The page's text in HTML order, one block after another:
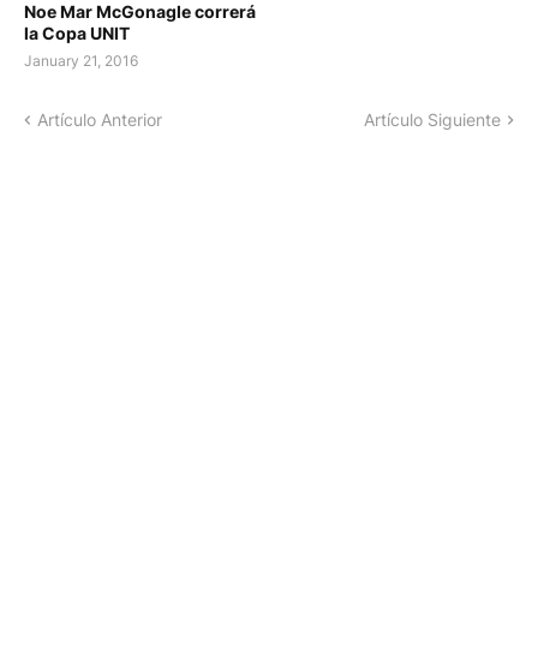
Noe Mar McGonagle correrá
la Copa UNIT
January 21, 2016
Artículo Anterior Artículo Siguiente